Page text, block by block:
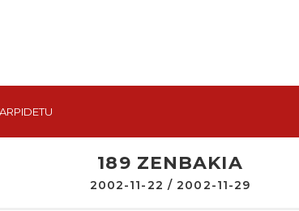
189 ZENBAKIA
2002-11-22 / 2002-11-29